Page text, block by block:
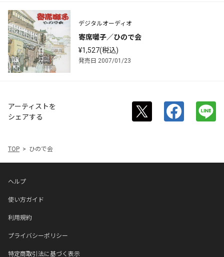
デジタルオーディオ
寄席囃子／ひので会
¥1,527(税込)
発売日 2007/01/23
アーティストを
シェアする
TOP ひので会
ヘルプ
使い方ガイド
利用規約
プライバシーポリシー
特定商取引法に基づく表示